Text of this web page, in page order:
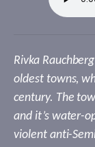
Rivka
oldest towns,
century. The
and it’s water-
violent anti-